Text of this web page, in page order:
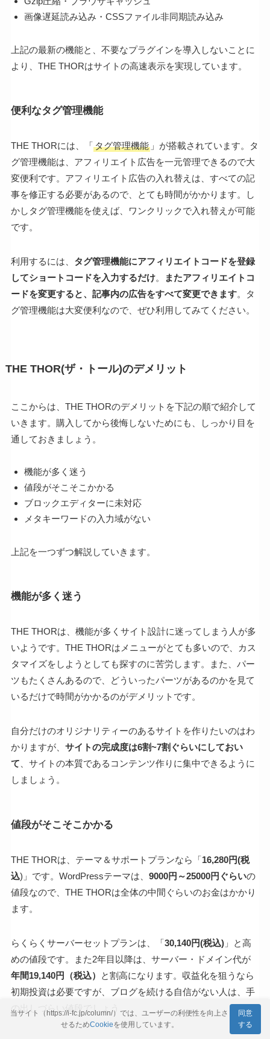
当サイト（https://i-fc.jp/column/）では、ユーザーの利便性を向上さ
せるためCookieを使用しています。
同意
する
画像遅延読み込み・CSSファイル非同期読み込み
上記の最新の機能と、不要なプラグインを導入しないことに
より、THE THORはサイトの高速表示を実現しています。
便利なタグ管理機能
THE THORには、「タグ管理機能」が搭載されています。タ
グ管理機能は、アフィリエイト広告を一元管理できるので大
変便利です。アフィリエイト広告の入れ替えは、すべての記
事を修正する必要があるので、とても時間がかかります。し
かしタグ管理機能を使えば、ワンクリックで入れ替えが可能
です。
利用するには、 タグ管理機能にアフィリエイトコードを登録
してショートコードを入力するだけ。
またアフィリエイトコ
ードを変更すると、記事内の広告をすべて変更できます。タ
グ管理機能は大変便利なので、ぜひ利用してみてください。
THE THOR(ザ・トール)のデメリット
ここからは、THE THORのデメリットを下記の順で紹介して
いきます。購入してから後悔しないためにも、しっかり目を
通しておきましょう。
機能が多く迷う
値段がそこそこかかる
ブロックエディターに未対応
メタキーワードの入力域がない
上記を一つずつ解説していきます。
機能が多く迷う
THE THORは、機能が多くサイト設計に迷ってしまう人が多
いようです。THE THORはメニューがとても多いので、カス
タマイズをしようとしても探すのに苦労します。また、パー
ツもたくさんあるので、どういったパーツがあるのかを見て
いるだけで時間がかかるのがデメリットです。
自分だけのオリジナリティーのあるサイトを作りたいのはわ
かりますが、 サイトの完成度は6割~7割ぐらいにしておい
て 、サイトの本質であるコンテンツ作りに集中できるように
しましょう。
値段がそこそこかかる
THE THORは、テーマ＆サポートプランなら「16,280円(税
込)」です。WordPressテーマは、 9000円～25000円ぐらいの
値段なので、THE THORは全体の中間ぐらいのお金はかかり
ます。
らくらくサーバーセットプランは、「30,140円(税込)」と高
めの値段です。また2年目以降は、サーバー・ドメイン代が
年間19,140円（税込）
と割高になります。収益化を狙うなら
初期投資は必要ですが、ブログを続ける自信がない人は、手
の出しづらい値段でしょう。